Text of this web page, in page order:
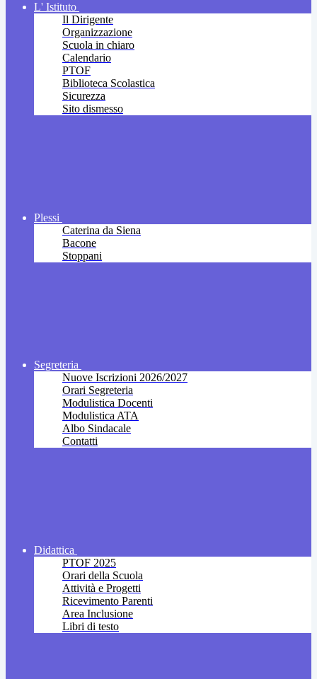
L' Istituto
Il Dirigente
Organizzazione
Scuola in chiaro
Calendario
PTOF
Biblioteca Scolastica
Sicurezza
Sito dismesso
Plessi
Caterina da Siena
Bacone
Stoppani
Segreteria
Nuove Iscrizioni 2026/2027
Orari Segreteria
Modulistica Docenti
Modulistica ATA
Albo Sindacale
Contatti
Didattica
PTOF 2025
Orari della Scuola
Attività e Progetti
Ricevimento Parenti
Area Inclusione
Libri di testo